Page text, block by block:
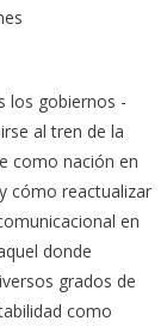
los gobiernos -
al tren de la
como nación en
cómo reactualizar
en
donde
grados de
como